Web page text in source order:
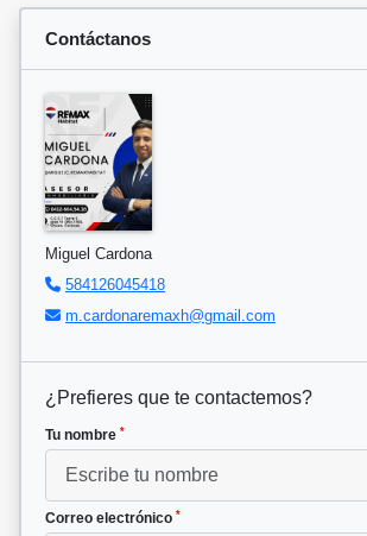
Contáctanos
Miguel Cardona
584126045418
m.cardonaremaxh@gmail.com
¿Prefieres que te contactemos?
Tu nombre *
Correo electrónico *